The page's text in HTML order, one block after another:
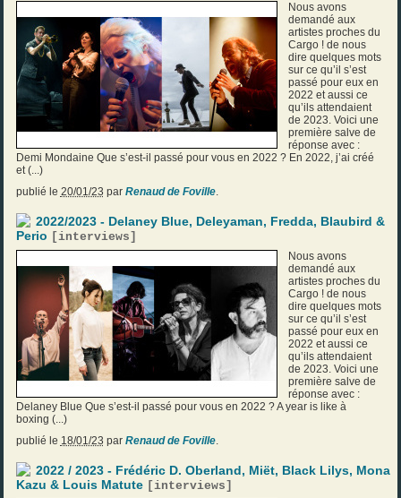
Nous avons
demandé aux
artistes proches du
Cargo ! de nous
dire quelques mots
sur ce qu’il s’est
passé pour eux en
2022 et aussi ce
qu’ils attendaient
de 2023. Voici une
première salve de
réponse avec :
Demi Mondaine Que s’est-il passé pour vous en 2022 ? En 2022, j’ai créé
et (...)
publié le 20/01/23 par Renaud de Foville.
2022/2023 - Delaney Blue, Deleyaman, Fredda, Blaubird &
Perio [interviews ]
Nous avons
demandé aux
artistes proches du
Cargo ! de nous
dire quelques mots
sur ce qu’il s’est
passé pour eux en
2022 et aussi ce
qu’ils attendaient
de 2023. Voici une
première salve de
réponse avec :
Delaney Blue Que s’est-il passé pour vous en 2022 ? A year is like à
boxing (...)
publié le 18/01/23 par Renaud de Foville.
2022 / 2023 - Frédéric D. Oberland, Miët, Black Lilys, Mona
Kazu & Louis Matute [interviews ]